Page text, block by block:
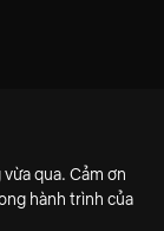
qua. Cảm ơn
hành trình của